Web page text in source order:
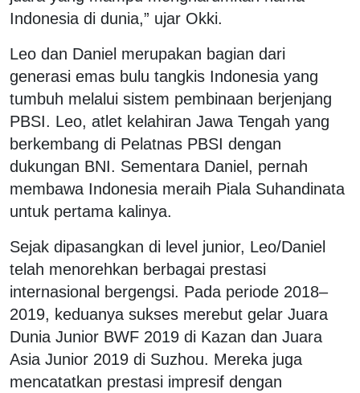
Indonesia di dunia,” ujar Okki.
Leo dan Daniel merupakan bagian dari
generasi emas bulu tangkis Indonesia yang
tumbuh melalui sistem pembinaan berjenjang
PBSI. Leo, atlet kelahiran Jawa Tengah yang
berkembang di Pelatnas PBSI dengan
dukungan BNI. Sementara Daniel, pernah
membawa Indonesia meraih Piala Suhandinata
untuk pertama kalinya.
Sejak dipasangkan di level junior, Leo/Daniel
telah menorehkan berbagai prestasi
internasional bergengsi. Pada periode 2018–
2019, keduanya sukses merebut gelar Juara
Dunia Junior BWF 2019 di Kazan dan Juara
Asia Junior 2019 di Suzhou. Mereka juga
mencatatkan prestasi impresif dengan